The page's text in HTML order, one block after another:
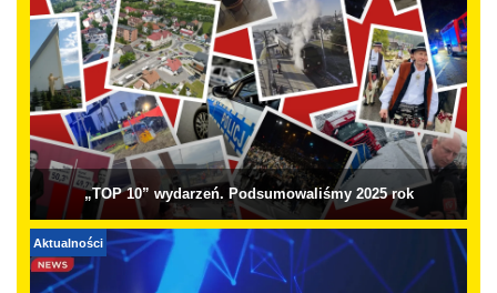
„TOP 10” wydarzeń. Podsumowaliśmy 2025 rok
Aktualności